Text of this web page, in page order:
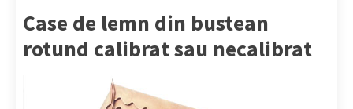
Case de lemn din bustean
rotund calibrat sau necalibrat